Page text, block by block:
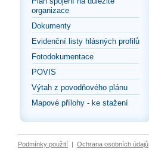
organizace
Dokumenty
Evidenční listy hlásných profilů
Fotodokumentace
POVIS
Výtah z povodňového plánu
Mapové přílohy - ke stažení
Podmínky použití | Ochrana osobních údajů